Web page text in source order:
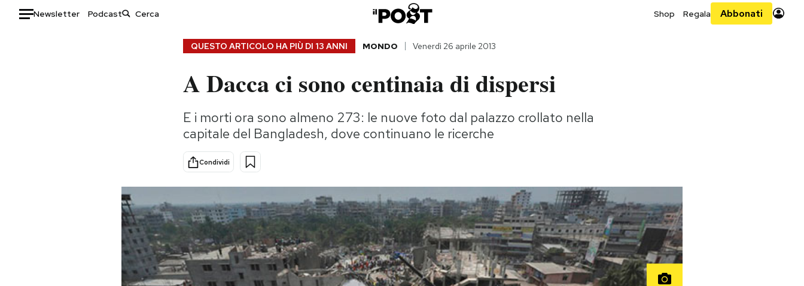
Newsletter Podcast Shop Regala Abbonati
Consumismi
Storie/Idee
Ok Boomer!
Media
Europa
Altrecose
Mondiali calcio 2026
QUESTO ARTICOLO HA PIÙ DI 13 ANNI MONDO Venerdì 26 aprile 2013
A Dacca ci sono centinaia di dispersi
E i morti ora sono almeno 273: le nuove foto dal palazzo crollato nella
capitale del Bangladesh, dove continuano le ricerche
Condividi